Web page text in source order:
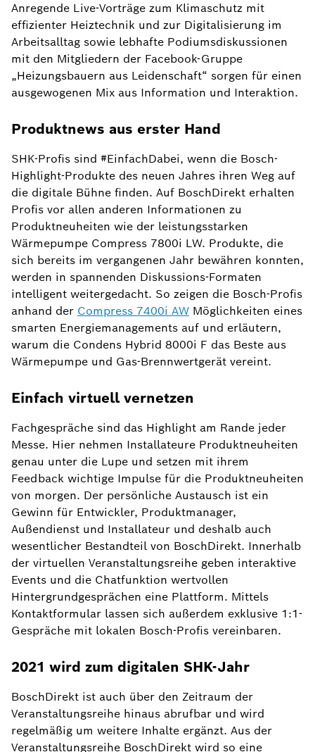
Anregende Live-Vorträge zum Klimaschutz mit
effizienter Heiztechnik und zur Digitalisierung im
Arbeitsalltag sowie lebhafte Podiumsdiskussionen
mit den Mitgliedern der Facebook-Gruppe
„Heizungsbauern aus Leidenschaft“ sorgen für einen
ausgewogenen Mix aus Information und Interaktion.
Produktnews aus erster Hand
SHK-Profis sind #EinfachDabei, wenn die Bosch-
Highlight-Produkte des neuen Jahres ihren Weg auf
die digitale Bühne finden. Auf BoschDirekt erhalten
Profis vor allen anderen Informationen zu
Produktneuheiten wie der leistungsstarken
Wärmepumpe Compress 7800i LW. Produkte, die
sich bereits im vergangenen Jahr bewähren konnten,
werden in spannenden Diskussions-Formaten
intelligent weitergedacht. So zeigen die Bosch-Profis
anhand der Compress 7400i AW Möglichkeiten eines
smarten Energiemanagements auf und erläutern,
warum die Condens Hybrid 8000i F das Beste aus
Wärmepumpe und Gas-Brennwertgerät vereint.
Einfach virtuell vernetzen
Fachgespräche sind das Highlight am Rande jeder
Messe. Hier nehmen Installateure Produktneuheiten
genau unter die Lupe und setzen mit ihrem
Feedback wichtige Impulse für die Produktneuheiten
von morgen. Der persönliche Austausch ist ein
Gewinn für Entwickler, Produktmanager,
Außendienst und Installateur und deshalb auch
wesentlicher Bestandteil von BoschDirekt. Innerhalb
der virtuellen Veranstaltungsreihe geben interaktive
Events und die Chatfunktion wertvollen
Hintergrundgesprächen eine Plattform. Mittels
Kontaktformular lassen sich außerdem exklusive 1:1-
Gespräche mit lokalen Bosch-Profis vereinbaren.
2021 wird zum digitalen SHK-Jahr
BoschDirekt ist auch über den Zeitraum der
Veranstaltungsreihe hinaus abrufbar und wird
regelmäßig um weitere Inhalte ergänzt. Aus der
Veranstaltungsreihe BoschDirekt wird so eine